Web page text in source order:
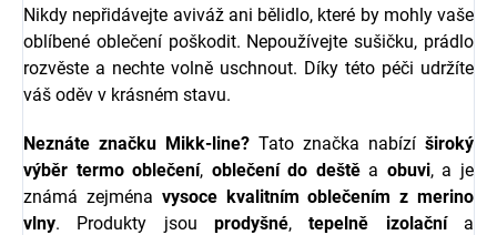
Nikdy nepřidávejte aviváž ani bělidlo, které by mohly vaše
oblíbené oblečení poškodit. Nepoužívejte sušičku, prádlo
rozvěste a nechte volně uschnout. Díky této péči udržíte
váš oděv v krásném stavu.
Neznáte značku Mikk-line? Tato značka nabízí široký
výběr termo oblečení, oblečení do deštěa obuvi, a je
známá zejména vysoce kvalitním oblečením z merino
vlny. Produkty jsou prodyšné,tepelně izolačnía